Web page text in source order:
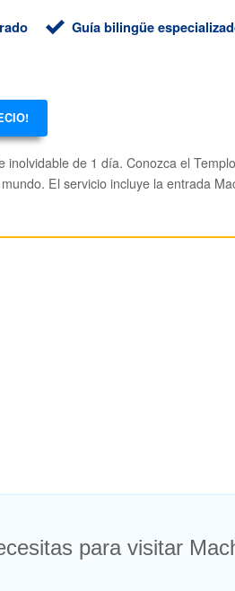
Guía bilingüe
de 1 día. Conozca el
El servicio incluye la entrada
para visitar